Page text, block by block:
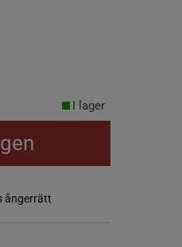
I lager
ångerrätt